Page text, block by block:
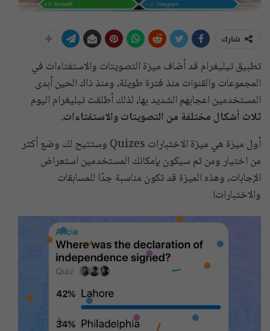
شارك
تطبيق تيليغرام قد أضاف ميزة التصويتات والاستفتاءات في
المجموعات والقنوات منذ فترة طويلة، ومنذ ذاك الحين أبدى
المستخدمين اعجابهم الشديد بها، لذلك أطلقت تيليغرام اليوم
ثلاث أشكال مختلفة من التصويتات والاستفتاءات.
أول ميزة هي ميزة الاختبارات Quizes وستتيح لك وضع أكثر
من اختيار ومن ثم سيكون بإمكانك المستخدمين استعراض
الإجابات، وهذه الميزة قد تكون مناسبة جدًا للمسابقات
والاختبارات!